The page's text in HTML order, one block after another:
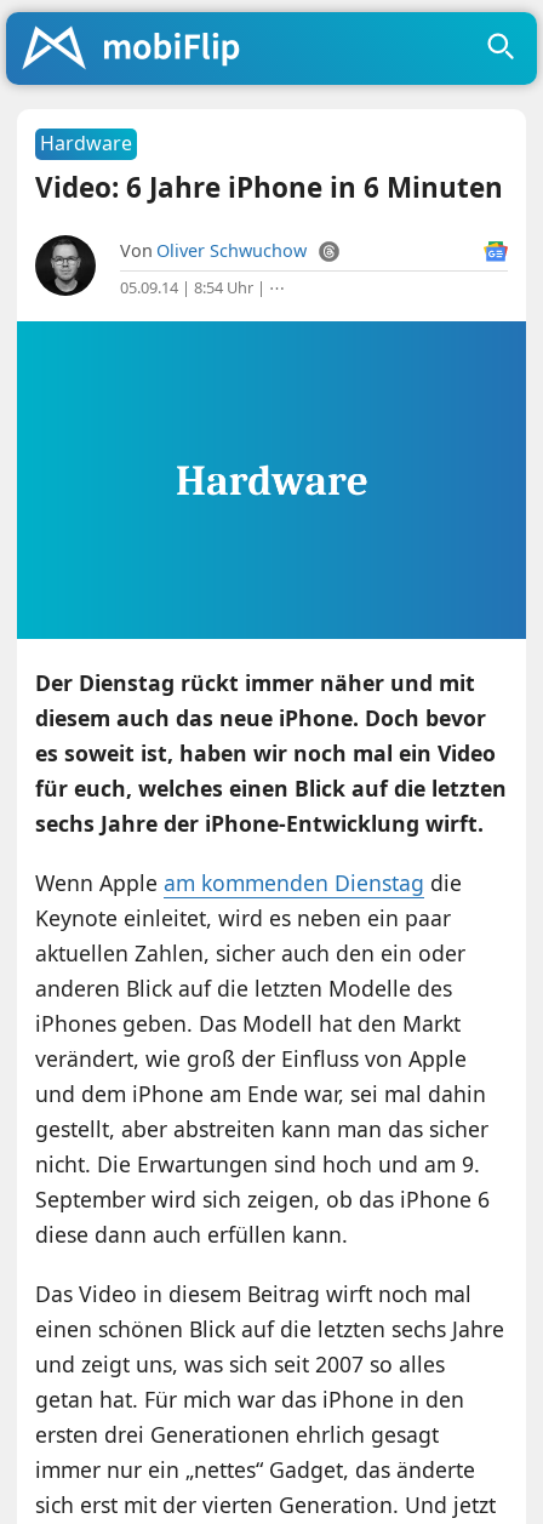
Hardware
Video: 6 Jahre iPhone in 6 Minuten
Von Oliver Schwuchow
05.09.14 | 8:54 Uhr | ⋯
Der Dienstag rückt immer näher und mit
diesem auch das neue iPhone. Doch bevor
es soweit ist, haben wir noch mal ein Video
für euch, welches einen Blick auf die letzten
sechs Jahre der iPhone-Entwicklung wirft.
Wenn Appleam kommenden Dienstag die
Keynote einleitet, wird es neben ein paar
aktuellen Zahlen, sicher auch den ein oder
anderen Blick auf die letzten Modelle des
iPhones geben. Das Modell hat den Markt
verändert, wie groß der Einfluss von Apple
und dem iPhone am Ende war, sei mal dahin
gestellt, aber abstreiten kann man das sicher
nicht. Die Erwartungen sind hoch und am 9.
September wird sich zeigen, ob das iPhone 6
diese dann auch erfüllen kann.
Das Video in diesem Beitrag wirft noch mal
einen schönen Blick auf die letzten sechs Jahre
und zeigt uns, was sich seit 2007 so alles
getan hat. Für mich war das iPhone in den
ersten drei Generationen ehrlich gesagt
immer nur ein „nettes“ Gadget, das änderte
sich erst mit der vierten Generation. Und jetzt